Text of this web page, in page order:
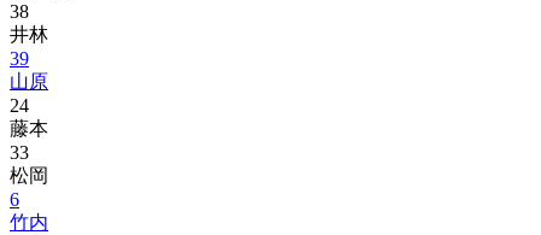
38
井林
39
山原
24
藤本
33
松岡
6
竹内